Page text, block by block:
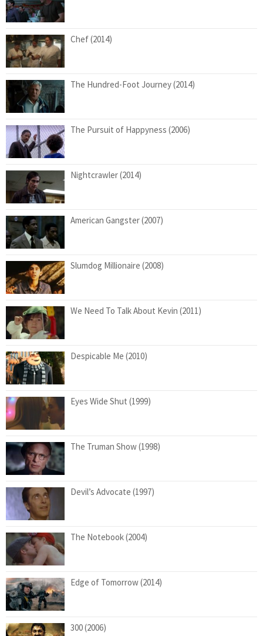
Chef (2014)
The Hundred-Foot Journey (2014)
The Pursuit of Happyness (2006)
Nightcrawler (2014)
American Gangster (2007)
Slumdog Millionaire (2008)
We Need To Talk About Kevin (2011)
Despicable Me (2010)
Eyes Wide Shut (1999)
The Truman Show (1998)
Devil’s Advocate (1997)
The Notebook (2004)
Edge of Tomorrow (2014)
300 (2006)